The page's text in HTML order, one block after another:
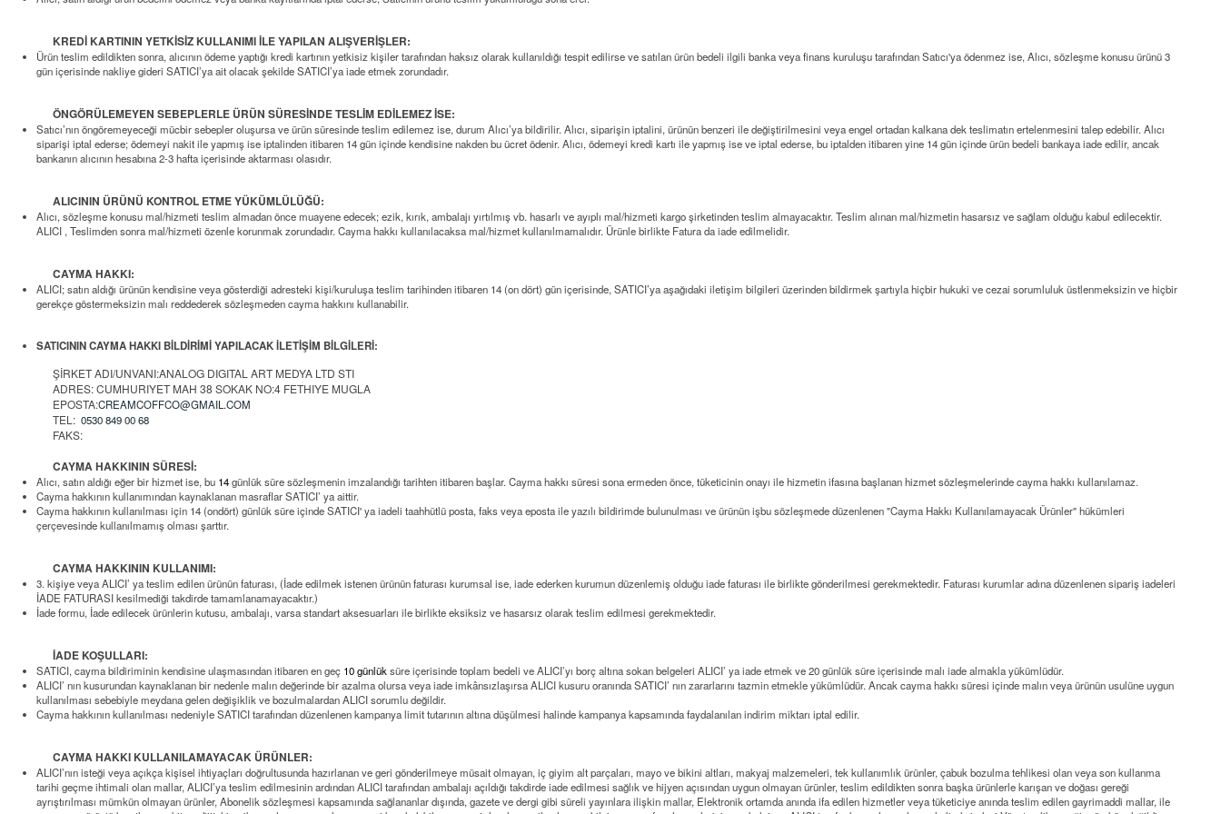
KREDİ KARTININ YETKİSİZ KULLANIMI İLE YAPILAN ALIŞVERİŞLER:
Ürün teslim edildikten sonra, alıcının ödeme yaptığı kredi kartının yetkisiz kişiler tarafından haksız olarak kullanıldığı tespit edilirse ve satılan ürün bedeli ilgili banka veya finans kuruluşu tarafından Satıcı'ya ödenmez ise, Alıcı, sözleşme konusu ürünü 3
gün içerisinde nakliye gideri SATICI’ya ait olacak şekilde SATICI’ya iade etmek zorundadır.
ÖNGÖRÜLEMEYEN SEBEPLERLE ÜRÜN SÜRESİNDE TESLİM EDİLEMEZ İSE:
Satıcı’nın öngöremeyeceği mücbir sebepler oluşursa ve ürün süresinde teslim edilemez ise, durum Alıcı’ya bildirilir. Alıcı, siparişin iptalini, ürünün benzeri ile değiştirilmesini veya engel ortadan kalkana dek teslimatın ertelenmesini talep edebilir. Alıcı
siparişi iptal ederse; ödemeyi nakit ile yapmış ise iptalinden itibaren 14 gün içinde kendisine nakden bu ücret ödenir. Alıcı, ödemeyi kredi kartı ile yapmış ise ve iptal ederse, bu iptalden itibaren yine 14 gün içinde ürün bedeli bankaya iade edilir, ancak
bankanın alıcının hesabına 2-3 hafta içerisinde aktarması olasıdır.
ALICININ ÜRÜNÜ KONTROL ETME YÜKÜMLÜLÜĞÜ:
Alıcı, sözleşme konusu mal/hizmeti teslim almadan önce muayene edecek; ezik, kırık, ambalajı yırtılmış vb. hasarlı ve ayıplı mal/hizmeti kargo şirketinden teslim almayacaktır. Teslim alınan mal/hizmetin hasarsız ve sağlam olduğu kabul edilecektir.
ALICI , Teslimden sonra mal/hizmeti özenle korunmak zorundadır. Cayma hakkı kullanılacaksa mal/hizmet kullanılmamalıdır. Ürünle birlikte Fatura da iade edilmelidir.
CAYMA HAKKI:
ALICI; satın aldığı ürünün kendisine veya gösterdiği adresteki kişi/kuruluşa teslim tarihinden itibaren 14 (on dört) gün içerisinde, SATICI’ya aşağıdaki iletişim bilgileri üzerinden bildirmek şartıyla hiçbir hukuki ve cezai sorumluluk üstlenmeksizin ve hiçbir
gerekçe göstermeksizin malı reddederek sözleşmeden cayma hakkını kullanabilir.
SATICININ CAYMA HAKKI BİLDİRİMİ YAPILACAK İLETİŞİM BİLGİLERİ:
ŞİRKET ADI/UNVANI:ANALOG DIGITAL ART MEDYA LTD STI
ADRES: CUMHURIYET MAH 38 SOKAK NO:4 FETHIYE MUGLA
EPOSTA:CREAMCOFFCO@GMAIL.COM
TEL: 0530 849 00 68
FAKS:
CAYMA HAKKININ SÜRESİ:
Alıcı, satın aldığı eğer bir hizmet ise, bu 14günlük süre sözleşmenin imzalandığı tarihten itibaren başlar. Cayma hakkı süresi sona ermeden önce, tüketicinin onayı ile hizmetin ifasına başlanan hizmet sözleşmelerinde cayma hakkı kullanılamaz.
Cayma hakkının kullanımından kaynaklanan masraflar SATICI’ ya aittir.
Cayma hakkının kullanılması için 14 (ondört) günlük süre içinde SATICI' ya iadeli taahhütlü posta, faks veya eposta ile yazılı bildirimde bulunulması ve ürünün işbu sözleşmede düzenlenen "Cayma Hakkı Kullanılamayacak Ürünler" hükümleri
çerçevesinde kullanılmamış olması şarttır.
CAYMA HAKKININ KULLANIMI:
3. kişiye veya ALICI’ ya teslim edilen ürünün faturası, (İade edilmek istenen ürünün faturası kurumsal ise, iade ederken kurumun düzenlemiş olduğu iade faturası ile birlikte gönderilmesi gerekmektedir. Faturası kurumlar adına düzenlenen sipariş iadeleri
İADE FATURASI kesilmediği takdirde tamamlanamayacaktır.)
İade formu, İade edilecek ürünlerin kutusu, ambalajı, varsa standart aksesuarları ile birlikte eksiksiz ve hasarsız olarak teslim edilmesi gerekmektedir.
İADE KOŞULLARI:
SATICI, cayma bildiriminin kendisine ulaşmasından itibaren en geç 10 günlük süre içerisinde toplam bedeli ve ALICI’yı borç altına sokan belgeleri ALICI’ ya iade etmek ve20 günlük süreiçerisinde malı iade almakla yükümlüdür.
ALICI’ nın kusurundan kaynaklanan bir nedenle malın değerinde bir azalma olursa veya iade imkânsızlaşırsa ALICI kusuru oranında SATICI’ nın zararlarını tazmin etmekle yükümlüdür. Ancak cayma hakkı süresi içinde malın veya ürünün usulüne uygun
kullanılması sebebiyle meydana gelen değişiklik ve bozulmalardan ALICI sorumlu değildir.
Cayma hakkının kullanılması nedeniyle SATICI tarafından düzenlenen kampanya limit tutarının altına düşülmesi halinde kampanya kapsamında faydalanılan indirim miktarı iptal edilir.
CAYMA HAKKI KULLANILAMAYACAK ÜRÜNLER:
ALICI’nın isteği veya açıkça kişisel ihtiyaçları doğrultusunda hazırlanan ve geri gönderilmeye müsait olmayan, iç giyim alt parçaları, mayo ve bikini altları, makyaj malzemeleri, tek kullanımlık ürünler, çabuk bozulma tehlikesi olan veya son kullanma
tarihi geçme ihtimali olan mallar, ALICI’ya teslim edilmesinin ardından ALICI tarafından ambalajı açıldığı takdirde iade edilmesi sağlık ve hijyen açısından uygun olmayan ürünler, teslim edildikten sonra başka ürünlerle karışan ve doğası gereği
ayrıştırılması mümkün olmayan ürünler, Abonelik sözleşmesi kapsamında sağlananlar dışında, gazete ve dergi gibi süreli yayınlara ilişkin mallar, Elektronik ortamda anında ifa edilen hizmetler veya tüketiciye anında teslim edilen gayrimaddi mallar, ile